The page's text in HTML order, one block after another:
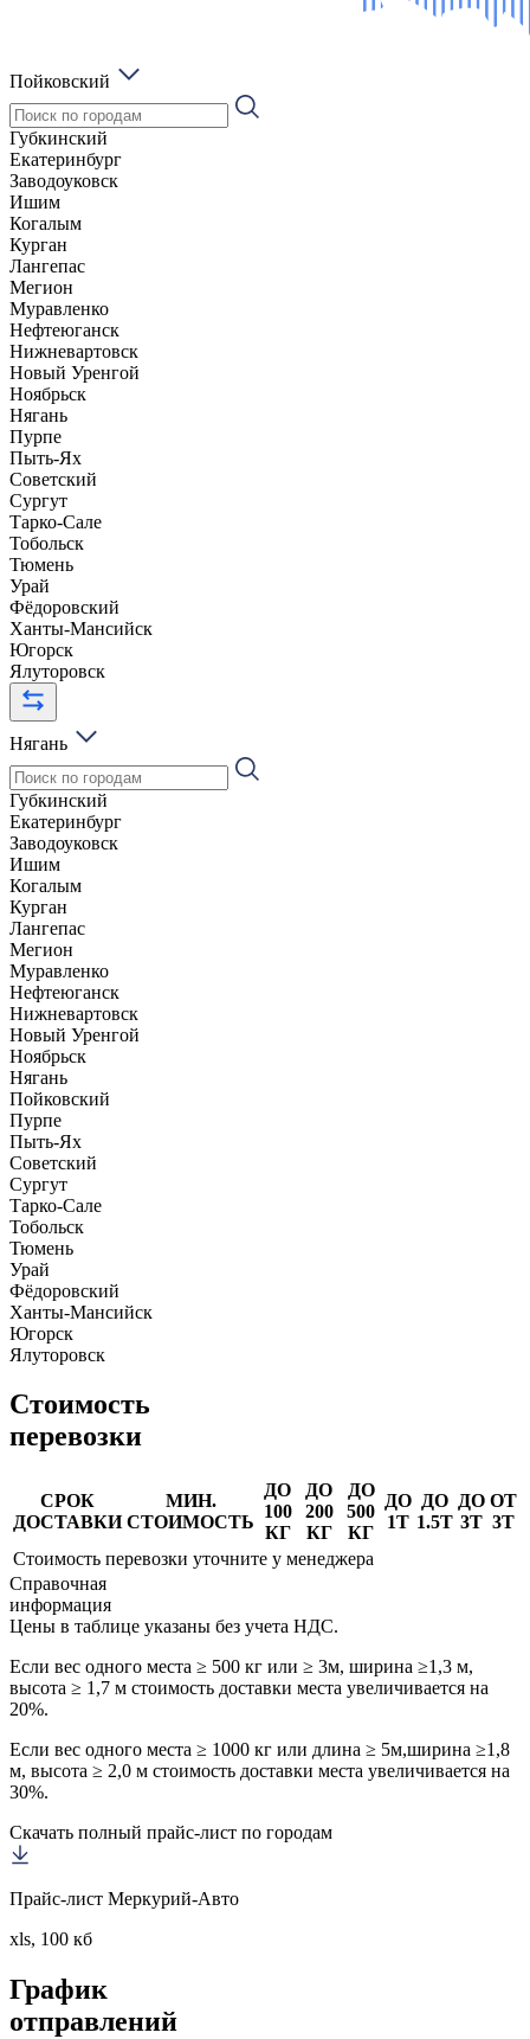
Пойковский
Губкинский
Екатеринбург
Заводоуковск
Ишим
Когалым
Курган
Лангепас
Мегион
Муравленко
Нефтеюганск
Нижневартовск
Новый Уренгой
Ноябрьск
Нягань
Пурпе
Пыть-Ях
Советский
Сургут
Тарко-Сале
Тобольск
Тюмень
Урай
Фёдоровский
Ханты-Мансийск
Югорск
Ялуторовск
Нягань
Губкинский
Екатеринбург
Заводоуковск
Ишим
Когалым
Курган
Лангепас
Мегион
Муравленко
Нефтеюганск
Нижневартовск
Новый Уренгой
Ноябрьск
Нягань
Пойковский
Пурпе
Пыть-Ях
Советский
Сургут
Тарко-Сале
Тобольск
Тюмень
Урай
Фёдоровский
Ханты-Мансийск
Югорск
Ялуторовск
Стоимость
перевозки
СРОК
ДОСТАВКИ
МИН.
СТОИМОСТЬ
ДО
100
КГ
ДО
200
КГ
ДО
500
КГ
ДО
1Т
ДО
1.5Т
ДО
3Т
ОТ
3Т
Стоимость перевозки уточните у менеджера
Справочная
информация
Цены в таблице указаны без учета НДС.
Если вес одного места ≥ 500 кг или ≥ 3м, ширина ≥1,3 м,
высота ≥ 1,7 м стоимость доставки места увеличивается на
20%.
Если вес одного места ≥ 1000 кг или длина ≥ 5м,ширина ≥1,8
м, высота ≥ 2,0 м стоимость доставки места увеличивается на
30%.
Скачать полный прайс-лист по городам
Прайс-лист Меркурий-Авто
xls, 100 кб
График
отправлений